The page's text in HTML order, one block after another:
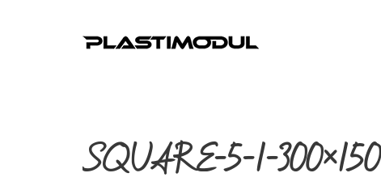
SQUARE-5-1-300×150